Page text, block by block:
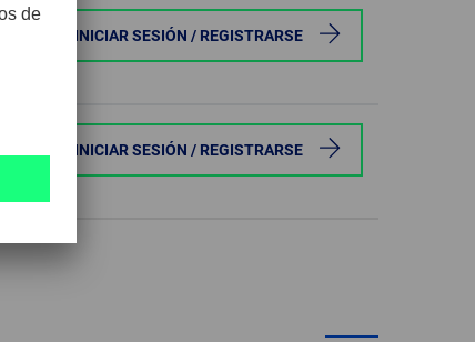
ESPAÑOL
INICIAR SESIÓN / REGISTRARSE
INICIAR SESIÓN / REGISTRARSE